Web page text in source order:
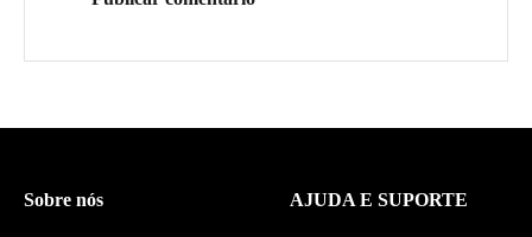
Sobre nós AJUDA E SUPORTE